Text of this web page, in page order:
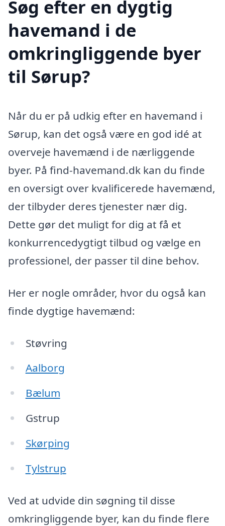
Søg efter en dygtig
havemand i de
omkringliggende byer
til Sørup?
Når du er på udkig efter en havemand i
Sørup, kan det også være en god idé at
overveje havemænd i de nærliggende
byer. På find-havemand.dk kan du finde
en oversigt over kvalificerede havemænd,
der tilbyder deres tjenester nær dig.
Dette gør det muligt for dig at få et
konkurrencedygtigt tilbud og vælge en
professionel, der passer til dine behov.
Her er nogle områder, hvor du også kan
finde dygtige havemænd:
Støvring
Aalborg
Bælum
Gstrup
Skørping
Tylstrup
Ved at udvide din søgning til disse
omkringliggende byer, kan du finde flere